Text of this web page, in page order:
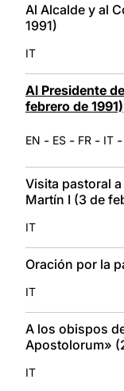
Al Alcalde y al
1991)
IT
Al Presidente
febrero de 1991)
EN - ES - FR - IT -
Visita pastoral
Martín I (3 de
IT
Oración por la
IT
A los obispos
Apostolorum»
IT